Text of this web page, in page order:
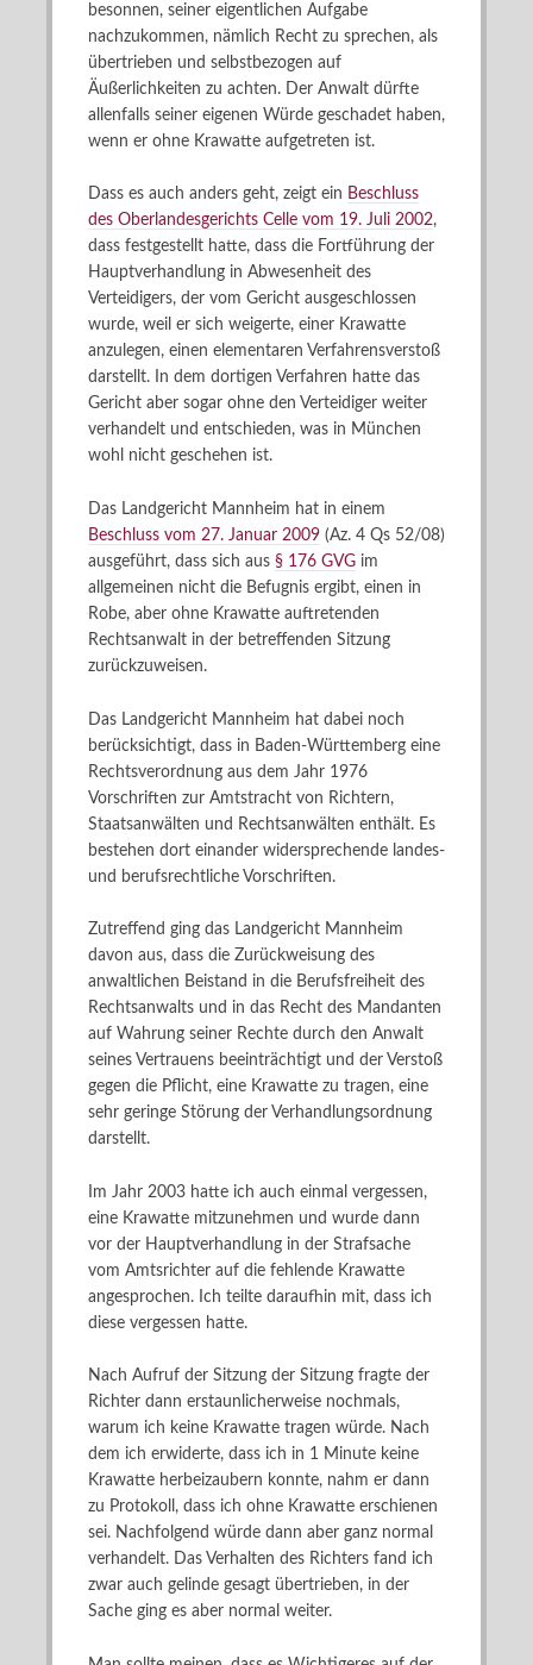
besonnen, seiner eigentlichen Aufgabe
nachzukommen, nämlich Recht zu sprechen, als
übertrieben und selbstbezogen auf
Äußerlichkeiten zu achten. Der Anwalt dürfte
allenfalls seiner eigenen Würde geschadet haben,
wenn er ohne Krawatte aufgetreten ist.
Dass es auch anders geht, zeigt ein Beschluss
des Oberlandesgerichts Celle vom 19. Juli 2002,
dass festgestellt hatte, dass die Fortführung der
Hauptverhandlung in Abwesenheit des
Verteidigers, der vom Gericht ausgeschlossen
wurde, weil er sich weigerte, einer Krawatte
anzulegen, einen elementaren Verfahrensverstoß
darstellt. In dem dortigen Verfahren hatte das
Gericht aber sogar ohne den Verteidiger weiter
verhandelt und entschieden, was in München
wohl nicht geschehen ist.
Das Landgericht Mannheim hat in einem
Beschluss vom 27. Januar 2009 (Az. 4 Qs 52/08)
ausgeführt, dass sich aus § 176 GVG im
allgemeinen nicht die Befugnis ergibt, einen in
Robe, aber ohne Krawatte auftretenden
Rechtsanwalt in der betreffenden Sitzung
zurückzuweisen.
Das Landgericht Mannheim hat dabei noch
berücksichtigt, dass in Baden-Württemberg eine
Rechtsverordnung aus dem Jahr 1976
Vorschriften zur Amtstracht von Richtern,
Staatsanwälten und Rechtsanwälten enthält. Es
bestehen dort einander widersprechende landes-
und berufsrechtliche Vorschriften.
Zutreffend ging das Landgericht Mannheim
davon aus, dass die Zurückweisung des
anwaltlichen Beistand in die Berufsfreiheit des
Rechtsanwalts und in das Recht des Mandanten
auf Wahrung seiner Rechte durch den Anwalt
seines Vertrauens beeinträchtigt und der Verstoß
gegen die Pflicht, eine Krawatte zu tragen, eine
sehr geringe Störung der Verhandlungsordnung
darstellt.
Im Jahr 2003 hatte ich auch einmal vergessen,
eine Krawatte mitzunehmen und wurde dann
vor der Hauptverhandlung in der Strafsache
vom Amtsrichter auf die fehlende Krawatte
angesprochen. Ich teilte daraufhin mit, dass ich
diese vergessen hatte.
Nach Aufruf der Sitzung der Sitzung fragte der
Richter dann erstaunlicherweise nochmals,
warum ich keine Krawatte tragen würde. Nach
dem ich erwiderte, dass ich in 1 Minute keine
Krawatte herbeizaubern konnte, nahm er dann
zu Protokoll, dass ich ohne Krawatte erschienen
sei. Nachfolgend würde dann aber ganz normal
verhandelt. Das Verhalten des Richters fand ich
zwar auch gelinde gesagt übertrieben, in der
Sache ging es aber normal weiter.